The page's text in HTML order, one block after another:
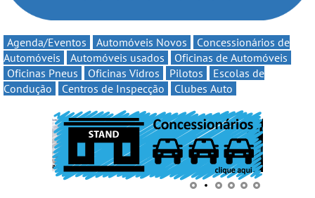
Agenda/Eventos Automóveis Novos
Concessionários de
Automóveis
Automóveis usados
Oficinas de Automóveis
Oficinas Pneus
Oficinas Vidros Pilotos
Escolas de
Condução
Centros de Inspecção Clubes Auto